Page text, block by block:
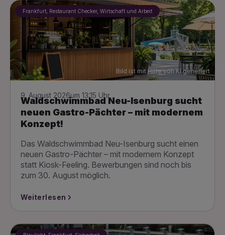
Frankfurt, Restaurant Checker, Wirtschaft und Arbeit
Bild ist mit Hilfe von KI generiert
9. August 2026um 13:15 Uhr
Waldschwimmbad Neu-Isenburg sucht
neuen Gastro-Pächter – mit modernem
Konzept!
Das Waldschwimmbad Neu-Isenburg sucht einen
neuen Gastro-Pächter – mit modernem Konzept
statt Kiosk-Feeling. Bewerbungen sind noch bis
zum 30. August möglich.
Weiterlesen